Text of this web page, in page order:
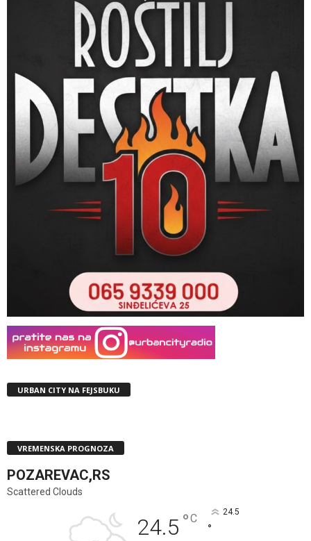
URBAN CITY NA FEJSBUKU
VREMENSKA PROGNOZA
POZAREVAC,RS
Scattered Clouds
24.5 °C 24.5
°